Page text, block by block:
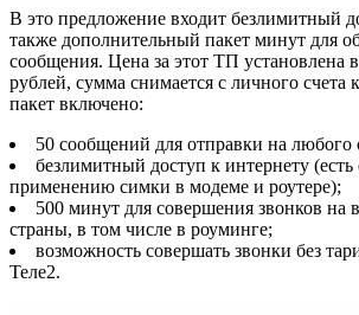
В это предложение входит безлимитный
также дополнительный пакет минут для
сообщения. Цена за этот ТП установлена
рублей, сумма снимается с личного
пакет включено:
50 сообщений для отправки на любого
безлимитный доступ к интернету
применению симки в модеме и роутере);
500 минут для совершения звонков на
страны, в том числе в роуминге;
возможность совершать звонки без
Теле2.